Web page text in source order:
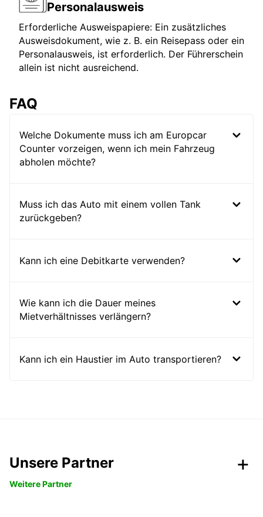
Personalausweis
Erforderliche Ausweispapiere: Ein zusätzliches
Ausweisdokument, wie z. B. ein Reisepass oder ein
Personalausweis, ist erforderlich. Der Führerschein
allein ist nicht ausreichend.
FAQ
Welche Dokumente muss ich am Europcar
Counter vorzeigen, wenn ich mein Fahrzeug
abholen möchte?
Muss ich das Auto mit einem vollen Tank
zurückgeben?
Kann ich eine Debitkarte verwenden?
Wie kann ich die Dauer meines
Mietverhältnisses verlängern?
Kann ich ein Haustier im Auto transportieren?
Unsere Partner
Weitere Partner